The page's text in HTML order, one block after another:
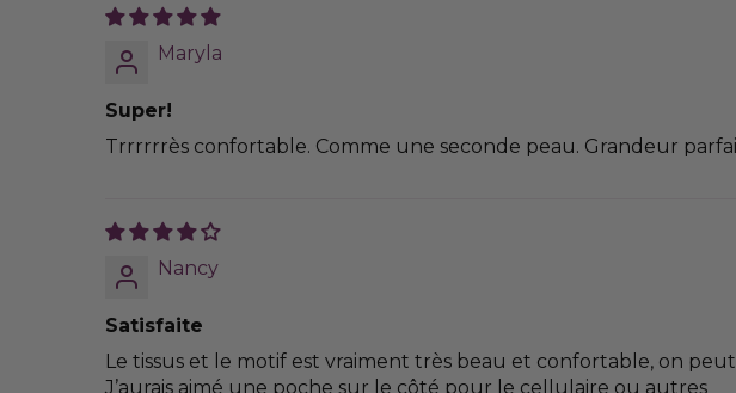
Maryla
Super!
Trrrrrrès confortable. Comme une seconde peau. Grandeur
Nancy
Satisfaite
Le tissus et le motif est vraiment très beau et confortable, on
J’aurais aimé une poche sur le côté pour le cellulaire ou autres